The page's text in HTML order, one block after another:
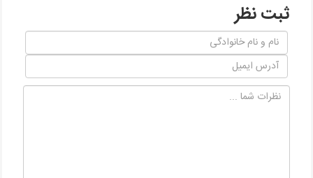
ثبت نظر